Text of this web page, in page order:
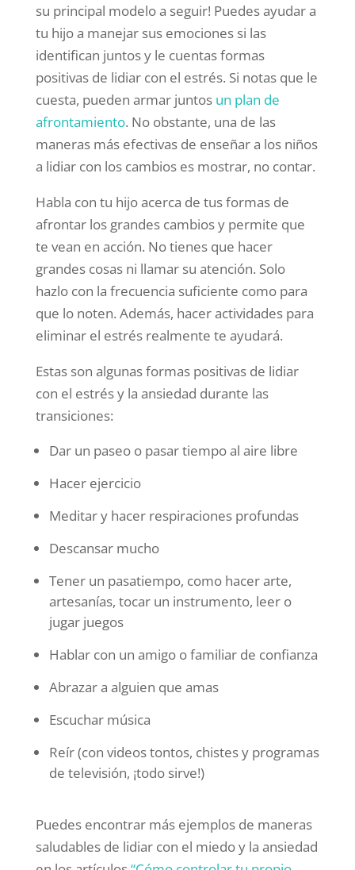
su principal modelo a seguir! Puedes ayudar a
tu hijo a manejar sus emociones si las
identifican juntos y le cuentas formas
positivas de lidiar con el estrés. Si notas que le
cuesta, pueden armar juntos un plan de
afrontamiento. No obstante, una de las
maneras más efectivas de enseñar a los niños
a lidiar con los cambios es mostrar, no contar.
Habla con tu hijo acerca de tus formas de
afrontar los grandes cambios y permite que
te vean en acción. No tienes que hacer
grandes cosas ni llamar su atención. Solo
hazlo con la frecuencia suficiente como para
que lo noten. Además, hacer actividades para
eliminar el estrés realmente te ayudará.
Estas son algunas formas positivas de lidiar
con el estrés y la ansiedad durante las
transiciones:
Dar un paseo o pasar tiempo al aire libre
Hacer ejercicio
Meditar y hacer respiraciones profundas
Descansar mucho
Tener un pasatiempo, como hacer arte,
artesanías, tocar un instrumento, leer o
jugar juegos
Hablar con un amigo o familiar de confianza
Abrazar a alguien que amas
Escuchar música
Reír (con videos tontos, chistes y programas
de televisión, ¡todo sirve!)
Puedes encontrar más ejemplos de maneras
saludables de lidiar con el miedo y la ansiedad